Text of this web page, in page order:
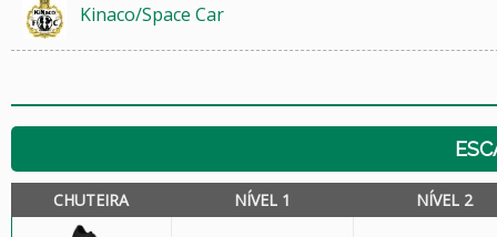
Kinaco/Space Car
CHUTEIRA NÍVEL 1 NÍVEL 2